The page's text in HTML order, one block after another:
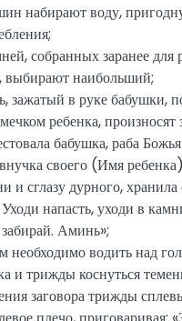
набирают воду,
собранных заранее для
выбирают наибольший;
зажатый в руке бабушки,
ребенка, произносят
бабушка, раба
своего (Имя
и сглазу дурного, хранила
Уходи напасть, уходи в
Аминь»;
необходимо водить над
и трижды коснуться
заговора трижды